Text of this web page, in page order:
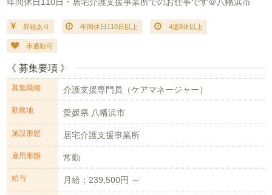
昇給あり 年間休日110日以上 4週8休以上
車通勤可
《 募集要項 》
募集職種 介護支援専門員（ケアマネージャー）
勤務地 愛媛県 八幡浜市
施設形態 居宅介護支援事業所
雇用形態 常勤
給与 月給：239,500円 ～